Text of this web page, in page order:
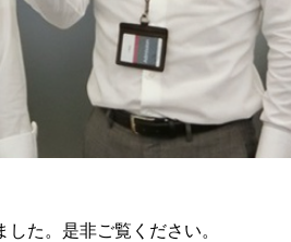
た。是非ご覧ください。